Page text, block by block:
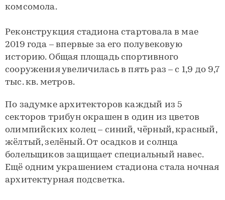
комсомола.
Реконструкция стадиона стартовала в мае
2019 года – впервые за его полувековую
историю. Общая площадь спортивного
сооружения увеличилась в пять раз – с 1,9 до 9,7
тыс. кв. метров.
По задумке архитекторов каждый из 5
секторов трибун окрашен в один из цветов
олимпийских колец – синий, чёрный, красный,
жёлтый, зелёный. От осадков и солнца
болельщиков защищает специальный навес.
Ещё одним украшением стадиона стала ночная
архитектурная подсветка.